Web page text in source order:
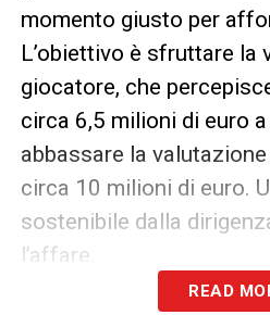
momento giusto per
L’obiettivo è sfruttare la
giocatore, che
circa 6,5 milioni di euro
abbassare la
circa 10 milioni di euro.
sostenibile dalla
l’affare.
READ